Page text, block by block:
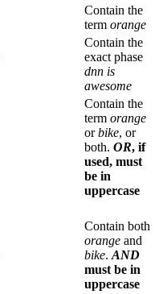
Contain the
term orange
Contain the
exact phase
dnn is
awesome
Contain the
term orange
orbike, or
both. OR, if
used, must
be in
uppercase
Contain both
orange and
bike. AND
must be in
uppercase